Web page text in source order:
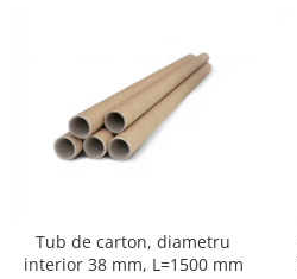
Tub de carton, diametru
interior 38 mm, L=1500 mm